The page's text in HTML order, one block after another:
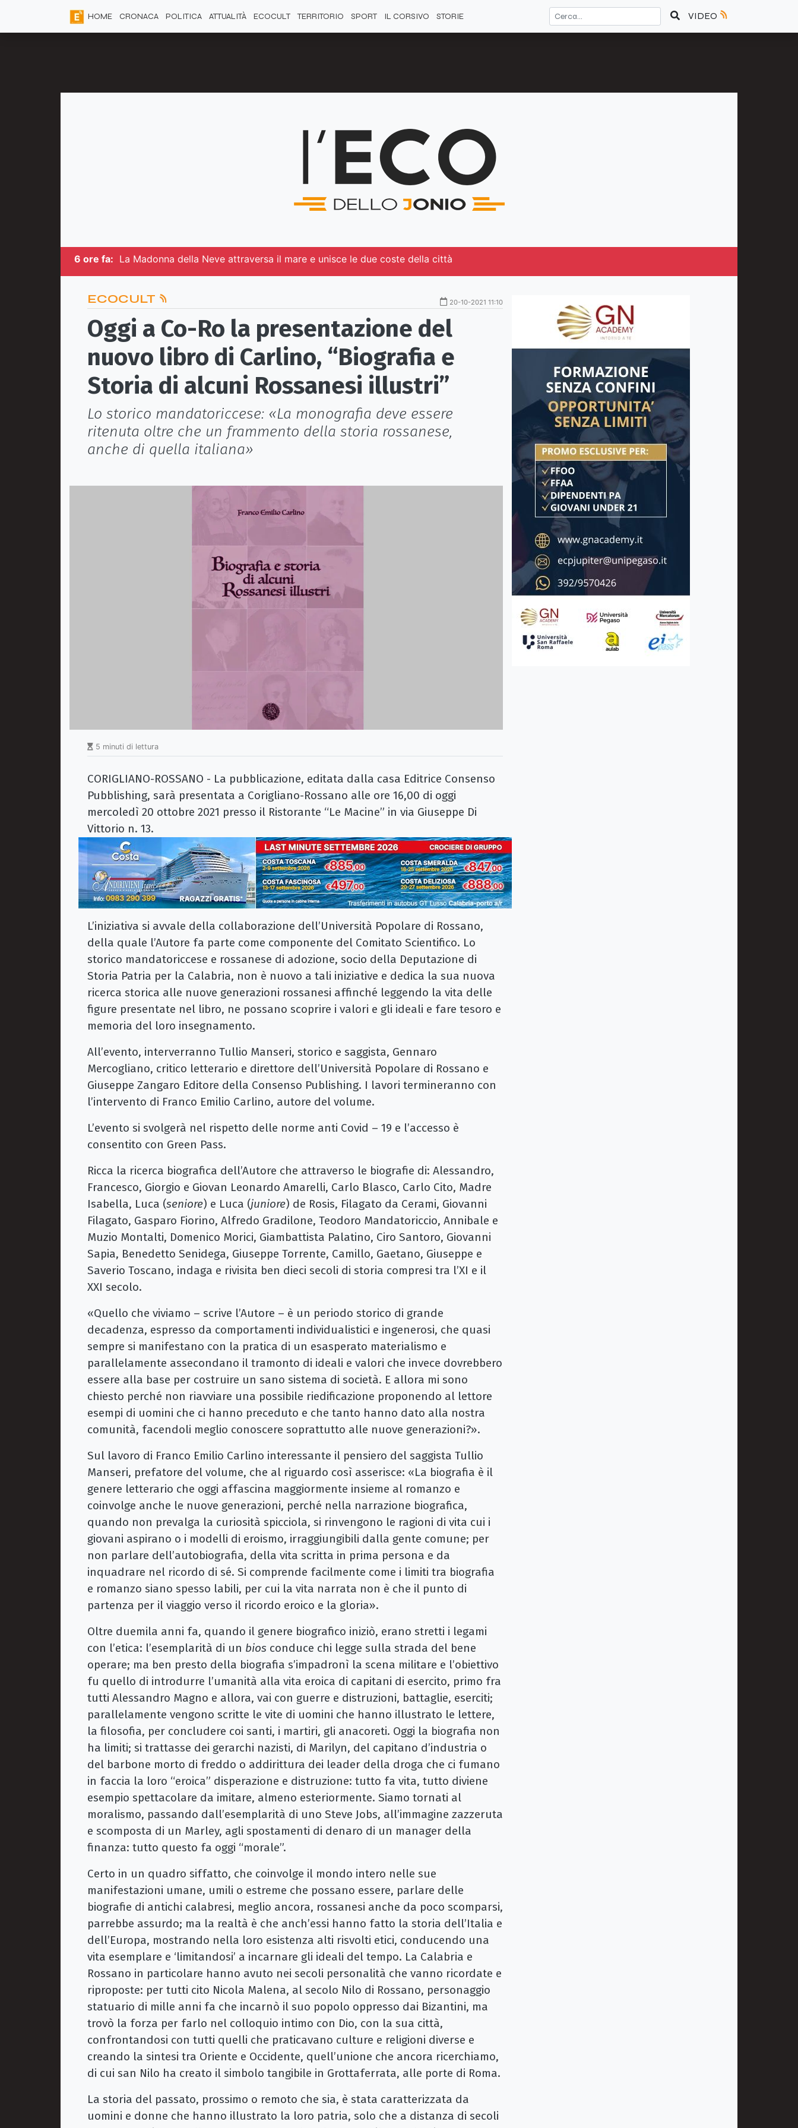
HOME CRONACA POLITICA ATTUALITÀ ECOCULT TERRITORIO SPORT IL CORSIVO STORIE VIDEO
6 ore fa: La Madonna della Neve attraversa il mare e unisce le due coste della città
ECOCULT 20-10-2021 11:10
Oggi a Co-Ro la presentazione del
nuovo libro di Carlino, “Biografia e
Storia di alcuni Rossanesi illustri”
Lo storico mandatoriccese: «La monografia deve essere
ritenuta oltre che un frammento della storia rossanese,
anche di quella italiana»
5 minuti di lettura
CORIGLIANO-ROSSANO - La pubblicazione, editata dalla casa Editrice Consenso
Pubblishing, sarà presentata a Corigliano-Rossano alle ore 16,00 di oggi
mercoledì 20 ottobre 2021 presso il Ristorante “Le Macine” in via Giuseppe Di
Vittorio n. 13.
L’iniziativa si avvale della collaborazione dell’Università Popolare di Rossano,
della quale l’Autore fa parte come componente del Comitato Scientifico. Lo
storico mandatoriccese e rossanese di adozione, socio della Deputazione di
Storia Patria per la Calabria, non è nuovo a tali iniziative e dedica la sua nuova
ricerca storica alle nuove generazioni rossanesi affinché leggendo la vita delle
figure presentate nel libro, ne possano scoprire i valori e gli ideali e fare tesoro e
memoria del loro insegnamento.
All’evento, interverranno Tullio Manseri, storico e saggista, Gennaro
Mercogliano, critico letterario e direttore dell’Università Popolare di Rossano e
Giuseppe Zangaro Editore della Consenso Publishing. I lavori termineranno con
l’intervento di Franco Emilio Carlino, autore del volume.
L’evento si svolgerà nel rispetto delle norme anti Covid – 19 e l’accesso è
consentito con Green Pass.
Ricca la ricerca biografica dell’Autore che attraverso le biografie di: Alessandro,
Francesco, Giorgio e Giovan Leonardo Amarelli, Carlo Blasco, Carlo Cito, Madre
Isabella, Luca (seniore) e Luca (juniore) de Rosis, Filagato da Cerami, Giovanni
Filagato, Gasparo Fiorino, Alfredo Gradilone, Teodoro Mandatoriccio, Annibale e
Muzio Montalti, Domenico Morici, Giambattista Palatino, Ciro Santoro, Giovanni
Sapia, Benedetto Senidega, Giuseppe Torrente, Camillo, Gaetano, Giuseppe e
Saverio Toscano, indaga e rivisita ben dieci secoli di storia compresi tra l’XI e il
XXI secolo.
«Quello che viviamo – scrive l’Autore – è un periodo storico di grande
decadenza, espresso da comportamenti individualistici e ingenerosi, che quasi
sempre si manifestano con la pratica di un esasperato materialismo e
parallelamente assecondano il tramonto di ideali e valori che invece dovrebbero
essere alla base per costruire un sano sistema di società. E allora mi sono
chiesto perché non riavviare una possibile riedificazione proponendo al lettore
esempi di uomini che ci hanno preceduto e che tanto hanno dato alla nostra
comunità, facendoli meglio conoscere soprattutto alle nuove generazioni?».
Sul lavoro di Franco Emilio Carlino interessante il pensiero del saggista Tullio
Manseri, prefatore del volume, che al riguardo così asserisce: «La biografia è il
genere letterario che oggi affascina maggiormente insieme al romanzo e
coinvolge anche le nuove generazioni, perché nella narrazione biografica,
quando non prevalga la curiosità spicciola, si rinvengono le ragioni di vita cui i
giovani aspirano o i modelli di eroismo, irraggiungibili dalla gente comune; per
non parlare dell’autobiografia, della vita scritta in prima persona e da
inquadrare nel ricordo di sé. Si comprende facilmente come i limiti tra biografia
e romanzo siano spesso labili, per cui la vita narrata non è che il punto di
partenza per il viaggio verso il ricordo eroico e la gloria».
Oltre duemila anni fa, quando il genere biografico iniziò, erano stretti i legami
con l’etica: l’esemplarità di un bios conduce chi legge sulla strada del bene
operare; ma ben presto della biografia s’impadronì la scena militare e l’obiettivo
fu quello di introdurre l’umanità alla vita eroica di capitani di esercito, primo fra
tutti Alessandro Magno e allora, vai con guerre e distruzioni, battaglie, eserciti;
parallelamente vengono scritte le vite di uomini che hanno illustrato le lettere,
la filosofia, per concludere coi santi, i martiri, gli anacoreti. Oggi la biografia non
ha limiti; si trattasse dei gerarchi nazisti, di Marilyn, del capitano d’industria o
del barbone morto di freddo o addirittura dei leader della droga che ci fumano
in faccia la loro “eroica” disperazione e distruzione: tutto fa vita, tutto diviene
esempio spettacolare da imitare, almeno esteriormente. Siamo tornati al
moralismo, passando dall’esemplarità di uno Steve Jobs, all’immagine zazzeruta
e scomposta di un Marley, agli spostamenti di denaro di un manager della
finanza: tutto questo fa oggi “morale”.
Certo in un quadro siffatto, che coinvolge il mondo intero nelle sue
manifestazioni umane, umili o estreme che possano essere, parlare delle
biografie di antichi calabresi, meglio ancora, rossanesi anche da poco scomparsi,
parrebbe assurdo; ma la realtà è che anch’essi hanno fatto la storia dell’Italia e
dell’Europa, mostrando nella loro esistenza alti risvolti etici, conducendo una
vita esemplare e ‘limitandosi’ a incarnare gli ideali del tempo. La Calabria e
Rossano in particolare hanno avuto nei secoli personalità che vanno ricordate e
riproposte: per tutti cito Nicola Malena, al secolo Nilo di Rossano, personaggio
statuario di mille anni fa che incarnò il suo popolo oppresso dai Bizantini, ma
trovò la forza per farlo nel colloquio intimo con Dio, con la sua città,
confrontandosi con tutti quelli che praticavano culture e religioni diverse e
creando la sintesi tra Oriente e Occidente, quell’unione che ancora ricerchiamo,
di cui san Nilo ha creato il simbolo tangibile in Grottaferrata, alle porte di Roma.
La storia del passato, prossimo o remoto che sia, è stata caratterizzata da
uomini e donne che hanno illustrato la loro patria, solo che a distanza di secoli